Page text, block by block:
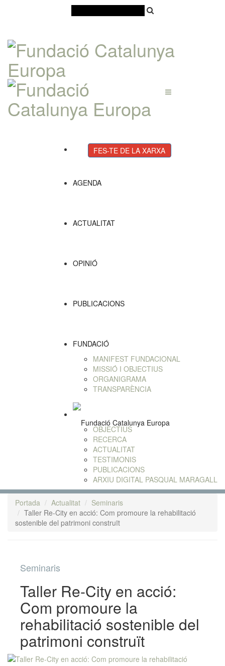
FES-TE DE LA XARXA
AGENDA
ACTUALITAT
OPINIÓ
PUBLICACIONS
FUNDACIÓ
MANIFEST FUNDACIONAL
MISSIÓ I OBJECTIUS
ORGANIGRAMA
TRANSPARÈNCIA
OBJECTIUS
RECERCA
ACTUALITAT
TESTIMONIS
PUBLICACIONS
ARXIU DIGITAL PASQUAL MARAGALL
Portada Actualitat
Seminaris
Taller Re-City en acció: Com promoure la rehabilitació
sostenible del patrimoni construït
Seminaris
Taller Re-City en acció:
Com promoure la
rehabilitació sostenible del
patrimoni construït